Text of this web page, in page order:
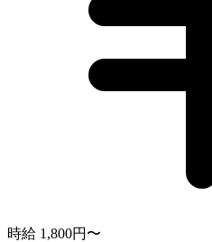
時給 1,800円〜